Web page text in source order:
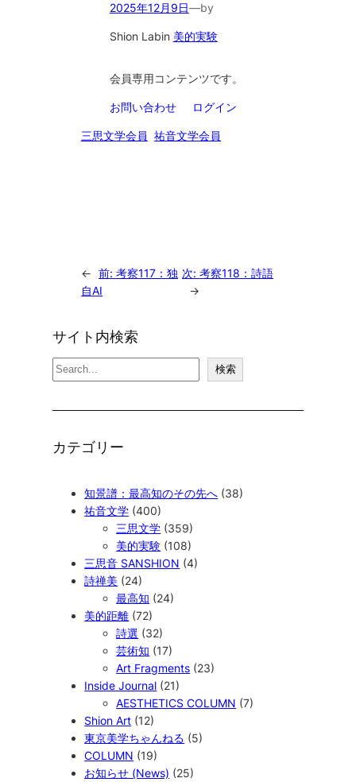
2025年12月9日—by
Shion Labin 美的実験
会員専用コンテンツです。
お問い合わせ ログイン
三思文学会員 祐音文学会員
← 前:考察117：独
自AI
次:考察118：詩語
→
サイト内検索
検
索
検索
カテゴリー
知景譜：最高知のその先へ (38)
祐音文学 (400)
三思文学 (359)
美的実験 (108)
三思音 SANSHION (4)
詩禅美 (24)
最高知 (24)
美的距離 (72)
詩選 (32)
芸術知 (17)
Art Fragments (23)
Inside Journal (21)
AESTHETICS COLUMN (7)
Shion Art (12)
東京美学ちゃんねる (5)
COLUMN (19)
お知らせ (News) (25)